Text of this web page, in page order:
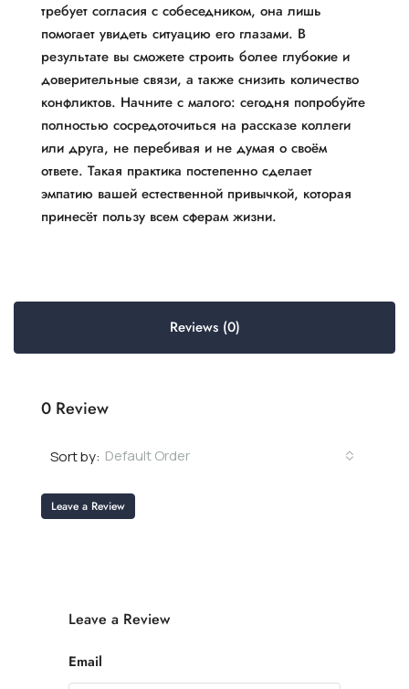
требует согласия с собеседником, она лишь
помогает увидеть ситуацию его глазами. В
результате вы сможете строить более глубокие и
доверительные связи, а также снизить количество
конфликтов. Начните с малого: сегодня попробуйте
полностью сосредоточиться на рассказе коллеги
или друга, не перебивая и не думая о своём
ответе. Такая практика постепенно сделает
эмпатию вашей естественной привычкой, которая
принесёт пользу всем сферам жизни.
Reviews (0)
0 Review
Sort by: Default Order
Leave a Review
Leave a Review
Email